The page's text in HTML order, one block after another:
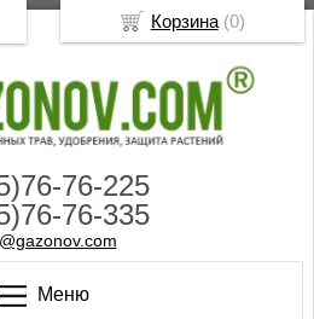
76-225
76-335
Меню
Корзина(0)